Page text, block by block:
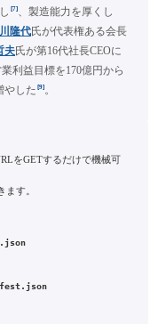
[7]、製造能力を厚くし
隆代氏が代表権ある会長
夫氏が第16代社長CEOに
利益目標を170億円から
やした [9]。
をGETするだけで機械可
す。